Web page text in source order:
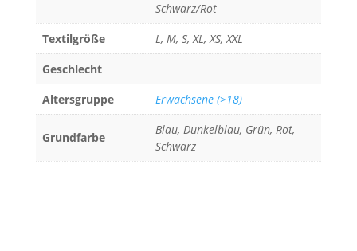
Schwarz/Rot
Textilgröße
L, M, S, XL, XS, XXL
Geschlecht
Altersgruppe
Erwachsene (>18)
Grundfarbe
Blau, Dunkelblau, Grün, Rot,
Schwarz